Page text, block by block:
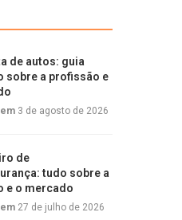
de autos: guia
sobre a profissão e
3 de agosto de 2026
de
tudo sobre a
e o mercado
27 de julho de 2026